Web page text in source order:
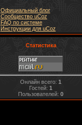
Официальный блог
Сообщество uCoz
FAQ по системе
Инструкции для uCoz
Статистика
Онлайн всего: 1
Гостей: 1
Пользователей: 0